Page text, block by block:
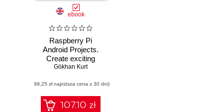
ebook
Raspberry Pi
Android Projects.
Create exciting
projects by
Raspberry Pi to
your Android phone
Gökhan Kurt
(89,25 zł najniższa cena z 30 dni)
107.10 zł